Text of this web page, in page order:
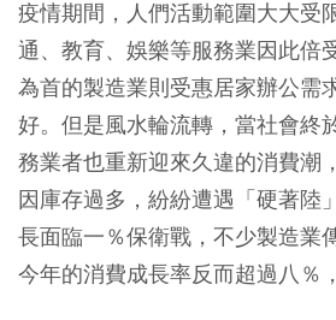
疫情期間，人們活動範圍大大受
通、教育、娛樂等服務業因此倍
為首的製造業則受惠居家辦公需
好。但是風水輪流轉，當社會終
務業者也重新迎來久違的消費潮
因庫存過多，紛紛遭遇「硬著陸
長面臨一％保衛戰，不少製造業
今年的消費成長率反而超過八％